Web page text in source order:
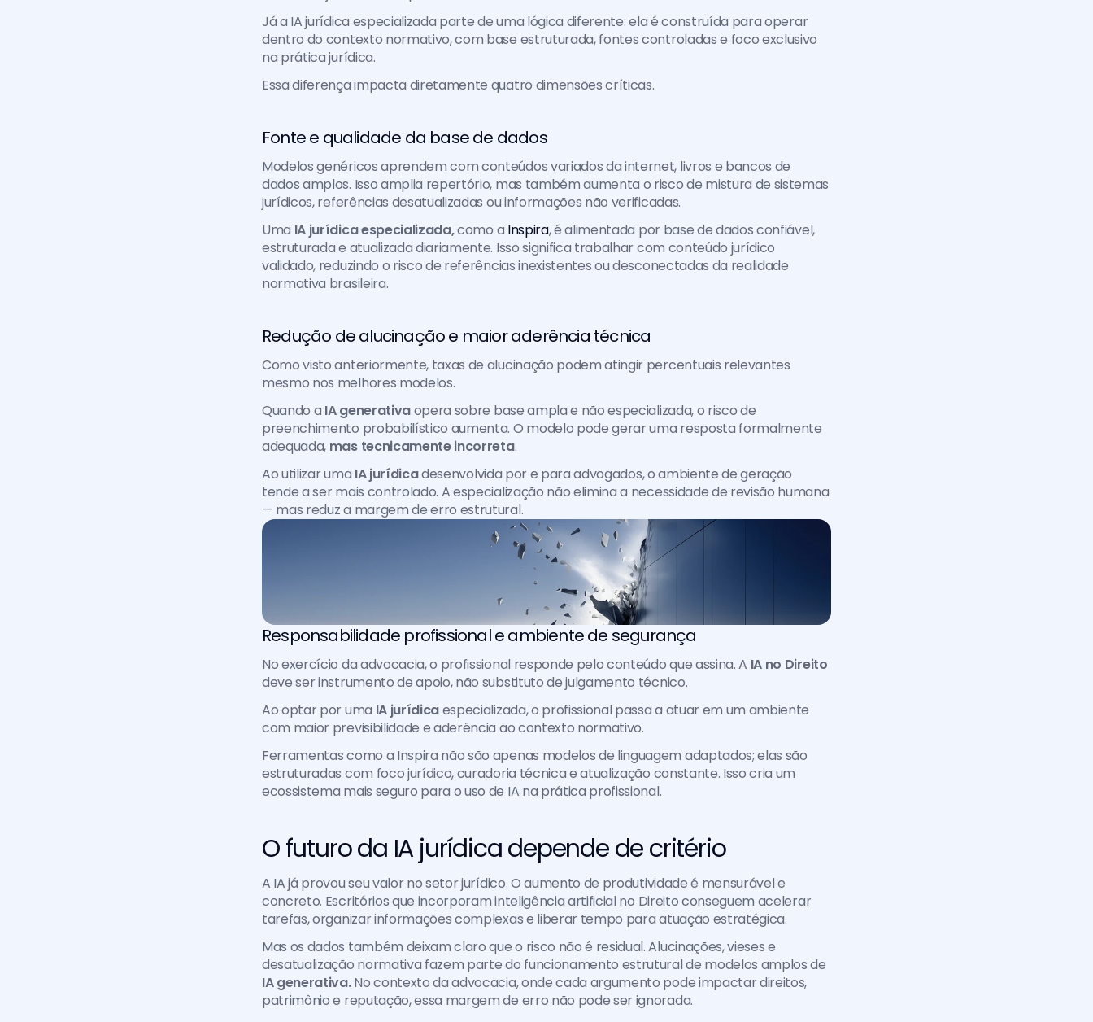
Já a IA jurídica especializada parte de uma lógica diferente: ela é construída para operar
dentro do contexto normativo, com base estruturada, fontes controladas e foco exclusivo
na prática jurídica.
Essa diferença impacta diretamente quatro dimensões críticas.
Fonte e qualidade da base de dados
Modelos genéricos aprendem com conteúdos variados da internet, livros e bancos de
dados amplos. Isso amplia repertório, mas também aumenta o risco de mistura de sistemas
jurídicos, referências desatualizadas ou informações não verificadas.
Uma IA jurídica especializada, como a Inspira, é alimentada por base de dados confiável,
estruturada e atualizada diariamente. Isso significa trabalhar com conteúdo jurídico
validado, reduzindo o risco de referências inexistentes ou desconectadas da realidade
normativa brasileira.
Redução de alucinação e maior aderência técnica
Como visto anteriormente, taxas de alucinação podem atingir percentuais relevantes
mesmo nos melhores modelos.
Quando a IA generativa opera sobre base ampla e não especializada, o risco de
preenchimento probabilístico aumenta. O modelo pode gerar uma resposta formalmente
adequada, mas tecnicamente incorreta.
Ao utilizar uma IA jurídica desenvolvida por e para advogados, o ambiente de geração
tende a ser mais controlado. A especialização não elimina a necessidade de revisão humana
— mas reduz a margem de erro estrutural.
Responsabilidade profissional e ambiente de segurança
No exercício da advocacia, o profissional responde pelo conteúdo que assina. A
deve ser instrumento de apoio, não substituto de julgamento técnico.
Ao optar por uma IA jurídica especializada, o profissional passa a atuar em um ambiente
com maior previsibilidade e aderência ao contexto normativo.
Ferramentas como a Inspira não são apenas modelos de linguagem adaptados; elas são
estruturadas com foco jurídico, curadoria técnica e atualização constante. Isso cria um
ecossistema mais seguro para o uso de IA na prática profissional.
O futuro da IA jurídica depende de critério
A IA já provou seu valor no setor jurídico. O aumento de produtividade é mensurável e
concreto. Escritórios que incorporam inteligência artificial no Direito conseguem acelerar
tarefas, organizar informações complexas e liberar tempo para atuação estratégica.
Mas os dados também deixam claro que o risco não é residual. Alucinações, vieses e
desatualização normativa fazem parte do funcionamento estrutural de modelos amplos de
IA generativa. No contexto da advocacia, onde cada argumento pode impactar direitos,
patrimônio e reputação, essa margem de erro não pode ser ignorada.